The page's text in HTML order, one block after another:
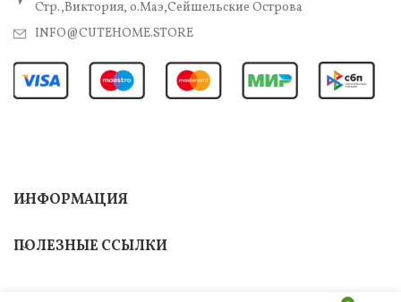
Стр.,Виктория, о.Маэ,Сейшельские Острова
INFO@CUTEHOME.STORE
ИНФОРМАЦИЯ
ПОЛЕЗНЫЕ ССЫЛКИ